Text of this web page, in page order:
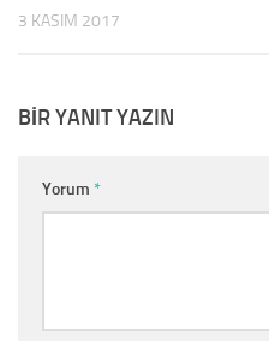
3 KASIM 2017
BIR YANIT YAZIN
Yorum *